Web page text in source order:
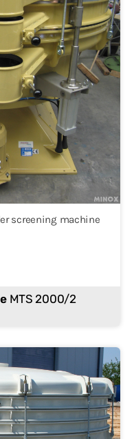
screening machine
MTS 2000/2